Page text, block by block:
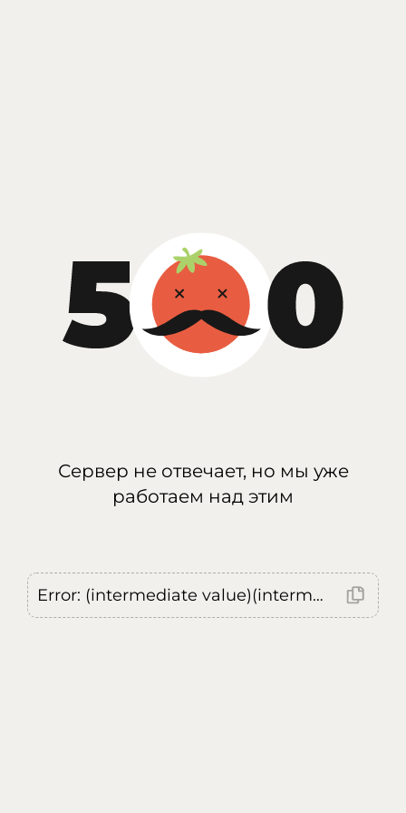
Сервер не отвечает, но мы уже
работаем над этим
Error: (intermediate value)(intermediate value)(intermediate value).replaceAll is not a function